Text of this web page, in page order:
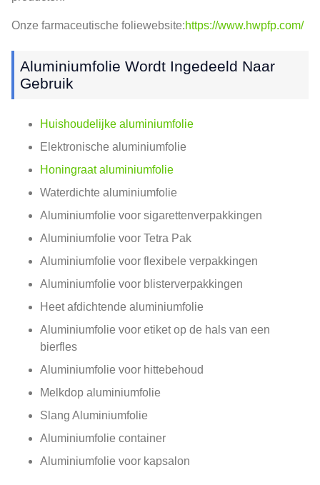
Onze farmaceutische foliewebsite:https://www.hwpfp.com/
Aluminiumfolie Wordt Ingedeeld Naar
Gebruik
Huishoudelijke aluminiumfolie
Elektronische aluminiumfolie
Honingraat aluminiumfolie
Waterdichte aluminiumfolie
Aluminiumfolie voor sigarettenverpakkingen
Aluminiumfolie voor Tetra Pak
Aluminiumfolie voor flexibele verpakkingen
Aluminiumfolie voor blisterverpakkingen
Heet afdichtende aluminiumfolie
Aluminiumfolie voor etiket op de hals van een
bierfles
Aluminiumfolie voor hittebehoud
Melkdop aluminiumfolie
Slang Aluminiumfolie
Aluminiumfolie container
Aluminiumfolie voor kapsalon